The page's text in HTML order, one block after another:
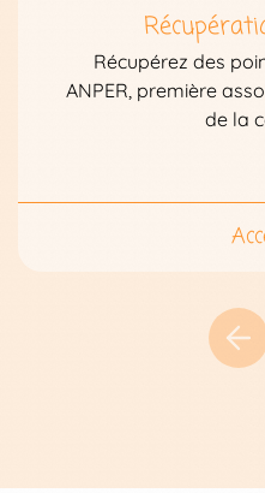
Récupérez des
ANPER, première
de la